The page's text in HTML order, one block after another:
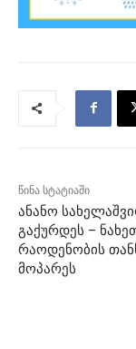
წინა სტატიაში
ანანო
გაქურდეს –
რაოდენობის
მოპარეს